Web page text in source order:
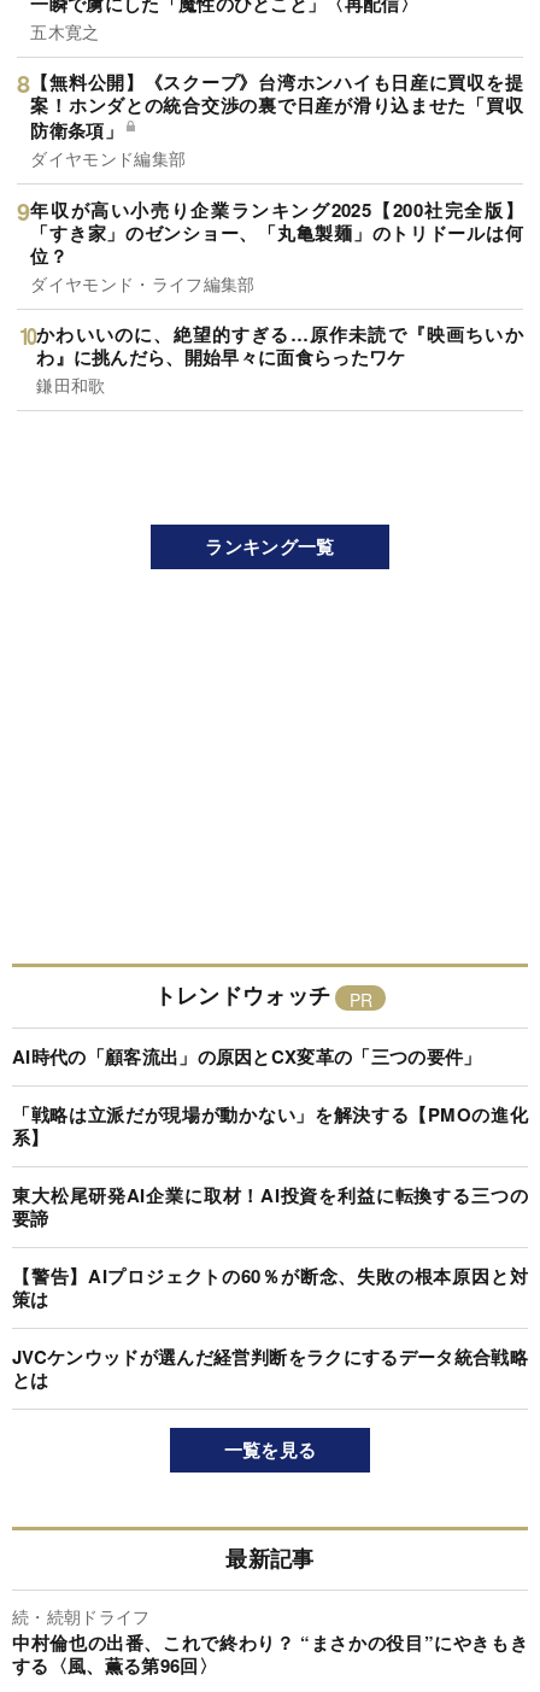
五木寛之
【無料公開】《スクープ》台湾ホンハイも日産に買収を提
案！ホンダとの統合交渉の裏で日産が滑り込ませた「買収
防衛条項」
ダイヤモンド編集部
年収が高い小売り企業ランキング2025【200社完全版】
「すき家」のゼンショー、「丸亀製麺」のトリドールは何
位？
ダイヤモンド・ライフ編集部
かわいいのに、絶望的すぎる…原作未読で『映画ちいか
わ』に挑んだら、開始早々に面食らったワケ
鎌田和歌
ランキング一覧
トレンドウォッチ
AI時代の「顧客流出」の原因とCX変革の「三つの要件」
「戦略は立派だが現場が動かない」を解決する【PMOの進化
系】
東大松尾研発AI企業に取材！AI投資を利益に転換する三つの
要諦
【警告】AIプロジェクトの60％が断念、失敗の根本原因と対
策は
JVCケンウッドが選んだ経営判断をラクにするデータ統合戦略
とは
一覧を見る
最新記事
続・続朝ドライフ
中村倫也の出番、これで終わり？ “まさかの役目”にやきもき
する〈風、薫る第96回〉